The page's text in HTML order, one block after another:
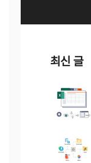
최신 글